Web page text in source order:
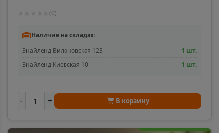
(0)
Наличие на складах:
Знайленд Вилоновская 123
1 шт.
Знайленд Киевская 10
1 шт.
- + В корзину